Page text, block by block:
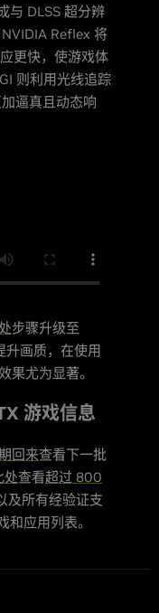
与 DLSS 超分辨
Reflex 将
更快，使游戏体
则利用光线追踪
逼真且动态响
步骤升级至
升画质，在使用
果尤为显著。
游戏信息
回来查看下一批
处查看超过 800
及所有经验证支
和应用列表。